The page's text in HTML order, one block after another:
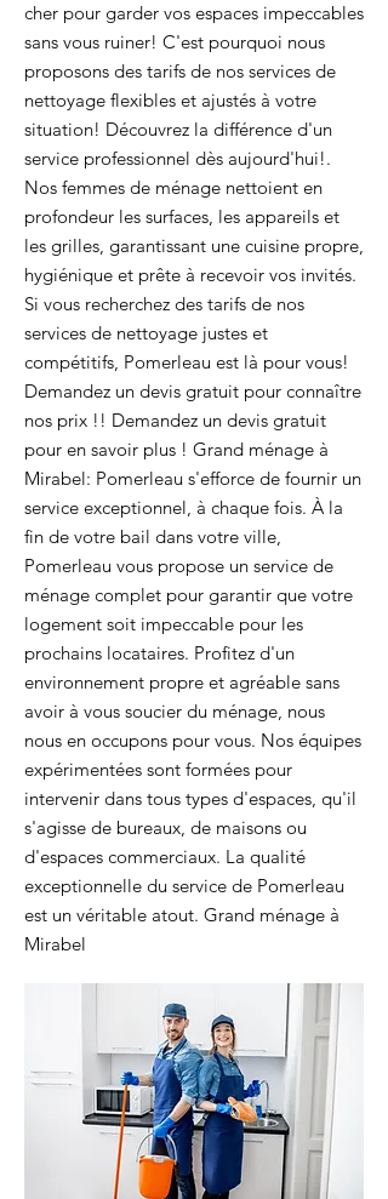
cher pour garder vos espaces impeccables
sans vous ruiner! C'est pourquoi nous
proposons des tarifs de nos services de
nettoyage flexibles et ajustés à votre
situation! Découvrez la différence d'un
service professionnel dès aujourd'hui!.
Nos femmes de ménage nettoient en
profondeur les surfaces, les appareils et
les grilles, garantissant une cuisine propre,
hygiénique et prête à recevoir vos invités.
Si vous recherchez des tarifs de nos
services de nettoyage justes et
compétitifs, Pomerleau est là pour vous!
Demandez un devis gratuit pour connaître
nos prix !! Demandez un devis gratuit
pour en savoir plus ! Grand ménage à
Mirabel: Pomerleau s'efforce de fournir un
service exceptionnel, à chaque fois. À la
fin de votre bail dans votre ville,
Pomerleau vous propose un service de
ménage complet pour garantir que votre
logement soit impeccable pour les
prochains locataires. Profitez d'un
environnement propre et agréable sans
avoir à vous soucier du ménage, nous
nous en occupons pour vous. Nos équipes
expérimentées sont formées pour
intervenir dans tous types d'espaces, qu'il
s'agisse de bureaux, de maisons ou
d'espaces commerciaux. La qualité
exceptionnelle du service de Pomerleau
est un véritable atout. Grand ménage à
Mirabel